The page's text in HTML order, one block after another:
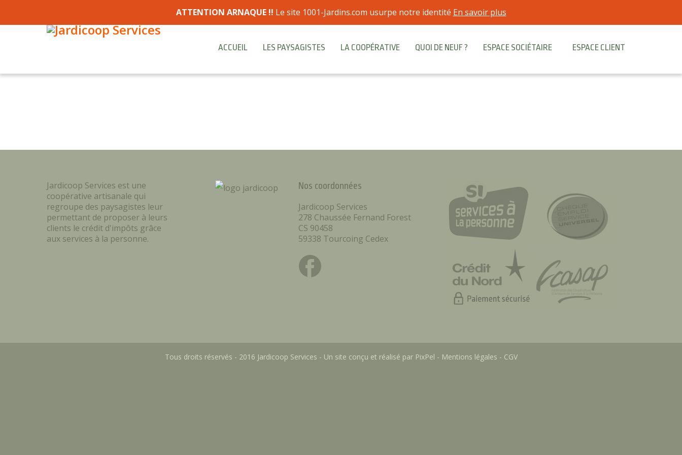
ATTENTION ARNAQUE !! Le site 1001-Jardins.com usurpe notre identité En savoir plus
ACCUEIL LES PAYSAGISTES LA COOPÉRATIVE QUOI DE NEUF ? ESPACE SOCIÉTAIRE ESPACE CLIENT
Jardicoop Services est une
coopérative artisanale qui
regroupe des paysagistes leur
permettant de proposer à leurs
clients le crédit d'impôts grâce
aux services à la personne.
Nos coordonnées
Jardicoop Services
278 Chaussée Fernand Forest
CS 90458
59338 Tourcoing Cedex
Tous droits réservés - 2016 Jardicoop Services - Un site conçu et réalisé par PixPel - Mentions légales - CGV